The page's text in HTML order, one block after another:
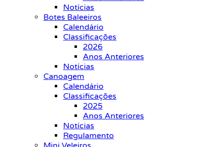
Notícias
Botes Baleeiros
Calendário
Classificações
2026
Anos Anteriores
Notícias
Canoagem
Calendário
Classificações
2025
Anos Anteriores
Notícias
Regulamento